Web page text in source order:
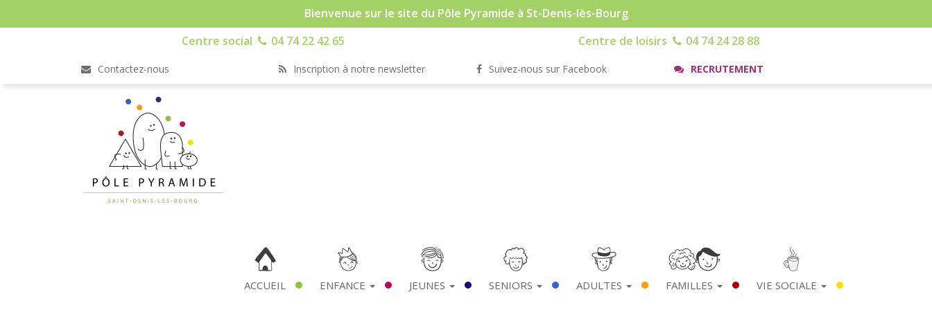
Bienvenue sur le site du Pôle Pyramide à St-Denis-lès-Bourg
Centre social
04 74 22 42 65 Centre de loisirs 04 74 24 28 88
Contactez-nous Inscription à notre newsletter Suivez-nous sur Facebook RECRUTEMENT
ACCUEIL ENFANCE JEUNES SENIORS ADULTES FAMILLES VIE SOCIALE